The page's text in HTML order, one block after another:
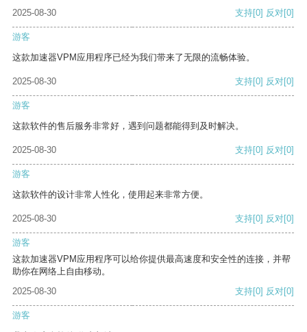
2025-08-30 支持[0] 反对[0]
游客
这款加速器VPM应用程序已经为我们带来了无限的流畅体验。
2025-08-30 支持[0] 反对[0]
游客
这款软件的售后服务非常好，遇到问题都能得到及时解决。
2025-08-30 支持[0] 反对[0]
游客
这款软件的设计非常人性化，使用起来非常方便。
2025-08-30 支持[0] 反对[0]
游客
这款加速器VPM应用程序可以给你提供最高速度和安全性的连接，并帮
助你在网络上自由移动。
2025-08-30
支持[0] 反对[0]
游客